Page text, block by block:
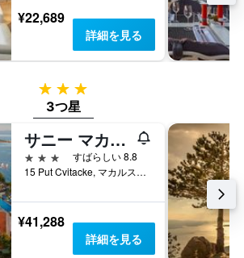
¥22,689
詳細を見る
3つ星
3つ星
サニー マカルスカ バイ ヴァラマール
3つ星
すばらしい 8.8
15 Put Cvitacke, マカルスカ, クロアチア
¥41,288
詳細を見る